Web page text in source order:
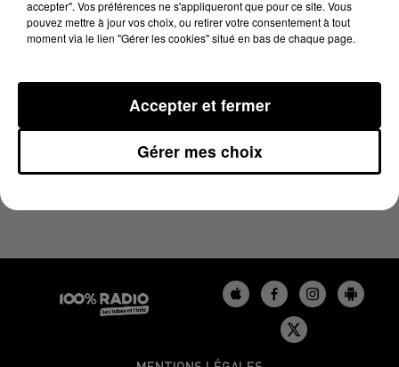
LES INFOS DU TARN DU 22/03/2024 À 08H00
accepter". Vos préférences ne s'appliqueront que pour ce site. Vous
pouvez mettre à jour vos choix, ou retirer votre consentement à tout
moment via le lien "Gérer les cookies" situé en bas de chaque page.
Gérer mes choix
Accepter et fermer